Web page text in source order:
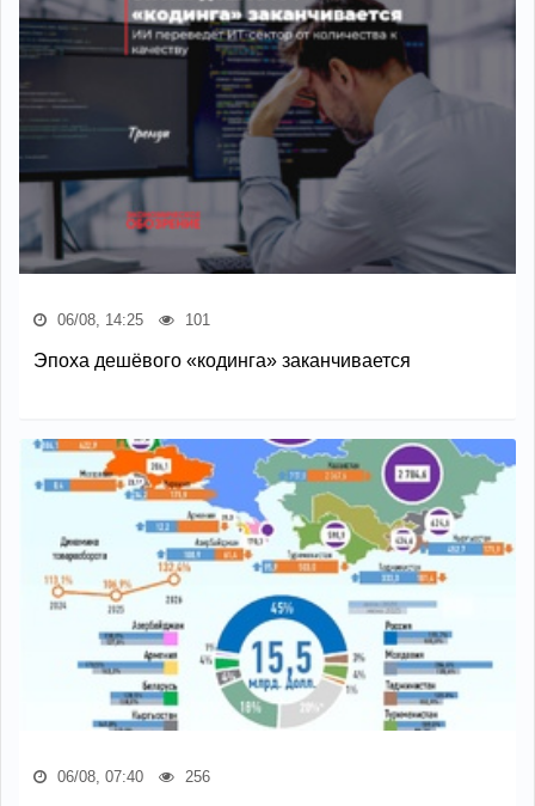
06/08, 14:25 101
Эпоха дешёвого «кодинга» заканчивается
06/08, 07:40 256